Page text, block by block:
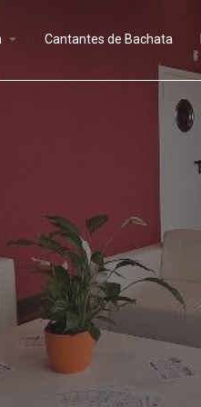
arrow_drop_down Cantantes de Bachata